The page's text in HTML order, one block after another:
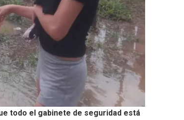
todo el gabinete de seguridad está